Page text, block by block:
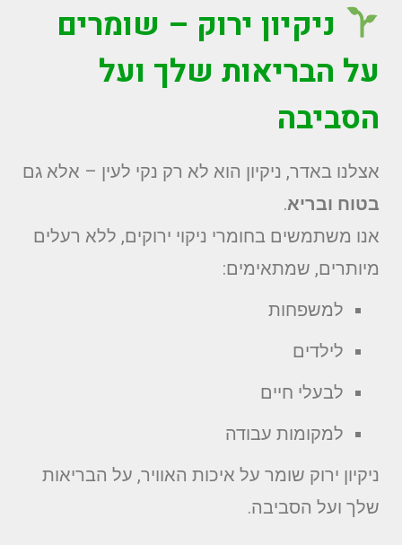
ניקיון ירוק – שומרים
על הבריאות שלך ועל
הסביבה
אצלנו באדר, ניקיון הוא לא רק נקי לעין – אלא גם
בטוח ובריא.
אנו משתמשים בחומרי ניקוי ירוקים, ללא רעלים
מיותרים, שמתאימים:
למשפחות
לילדים
לבעלי חיים
למקומות עבודה
ניקיון ירוק שומר על איכות האוויר, על הבריאות
שלך ועל הסביבה.